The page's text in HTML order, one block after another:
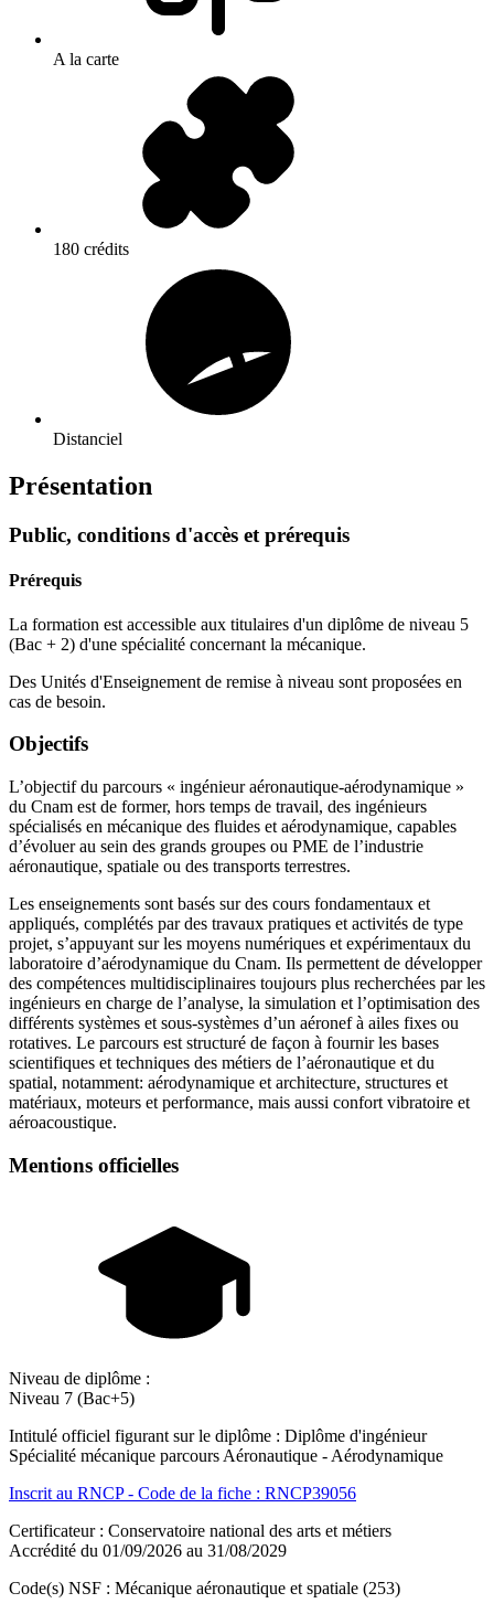
A la carte
180 crédits
Distanciel
Présentation
Public, conditions d'accès et prérequis
Prérequis
La formation est accessible aux titulaires d'un diplôme de niveau 5
(Bac + 2) d'une spécialité concernant la mécanique.
Des Unités d'Enseignement de remise à niveau sont proposées en
cas de besoin.
Objectifs
L’objectif du parcours « ingénieur aéronautique-aérodynamique »
du Cnam est de former, hors temps de travail, des ingénieurs
spécialisés en mécanique des fluides et aérodynamique, capables
d’évoluer au sein des grands groupes ou PME de l’industrie
aéronautique, spatiale ou des transports terrestres.
Les enseignements sont basés sur des cours fondamentaux et
appliqués, complétés par des travaux pratiques et activités de type
projet, s’appuyant sur les moyens numériques et expérimentaux du
laboratoire d’aérodynamique du Cnam. Ils permettent de développer
des compétences multidisciplinaires toujours plus recherchées par les
ingénieurs en charge de l’analyse, la simulation et l’optimisation des
différents systèmes et sous-systèmes d’un aéronef à ailes fixes ou
rotatives. Le parcours est structuré de façon à fournir les bases
scientifiques et techniques des métiers de l’aéronautique et du
spatial, notamment: aérodynamique et architecture, structures et
matériaux, moteurs et performance, mais aussi confort vibratoire et
aéroacoustique.
Mentions officielles
Niveau de diplôme :
Niveau 7 (Bac+5)
Intitulé officiel figurant sur le diplôme : Diplôme d'ingénieur
Spécialité mécanique parcours Aéronautique - Aérodynamique
Inscrit au RNCP - Code de la fiche : RNCP39056
Certificateur : Conservatoire national des arts et métiers
Accrédité du 01/09/2026 au 31/08/2029
Code(s) NSF : Mécanique aéronautique et spatiale (253)